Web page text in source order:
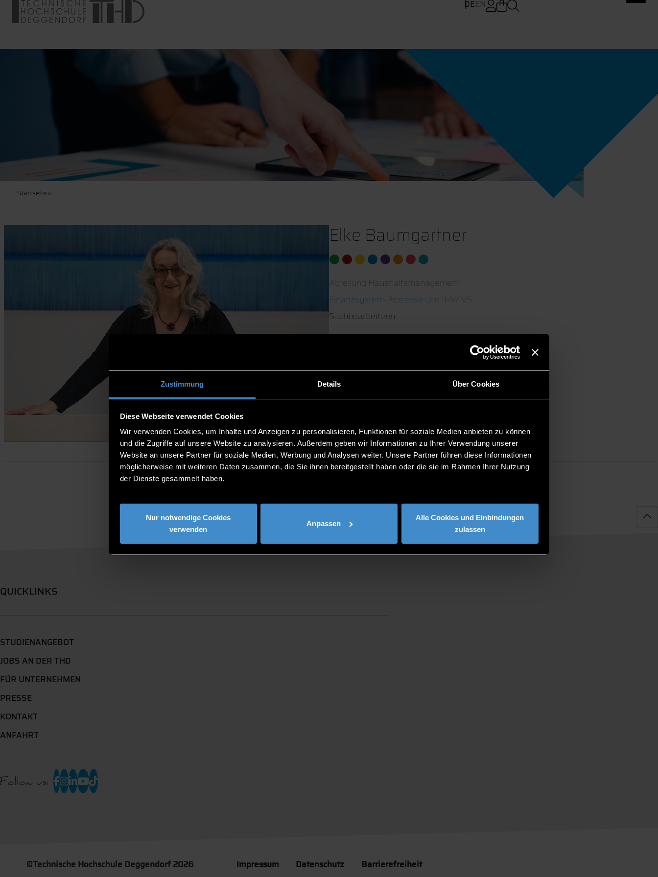
Zustimmung Details Über Cookies
Diese Webseite verwendet Cookies
Wir verwenden Cookies, um Inhalte und Anzeigen zu personalisieren, Funktionen für soziale Medien anbieten zu können
und die Zugriffe auf unsere Website zu analysieren. Außerdem geben wir Informationen zu Ihrer Verwendung unserer
Website an unsere Partner für soziale Medien, Werbung und Analysen weiter. Unsere Partner führen diese Informationen
möglicherweise mit weiteren Daten zusammen, die Sie ihnen bereitgestellt haben oder die sie im Rahmen Ihrer Nutzung
der Dienste gesammelt haben.
Nur notwendige Cookies
verwenden
Anpassen
Alle Cookies und Einbindungen
zulassen
DEEN
Startseite>
Elke Baumgartner
Abteilung Haushaltsmanagement
Finanzsystem-Prozesse und IHV/IVS
Sachbearbeiterin
0991/3615-295
QUICKLINKS
STUDIENANGEBOT
JOBS AN DER THD
FÜR UNTERNEHMEN
PRESSE
KONTAKT
ANFAHRT
Follow us:
©Technische Hochschule Deggendorf 2026 Impressum Datenschutz Barrierefreiheit